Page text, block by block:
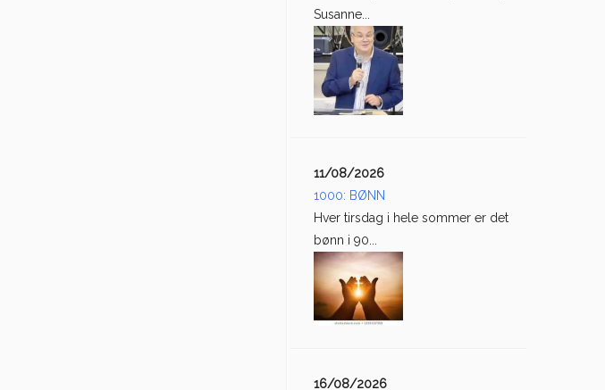
Susanne...
11/08/2026
1000: BØNN
Hver tirsdag i hele sommer er det
bønn i 90...
16/08/2026